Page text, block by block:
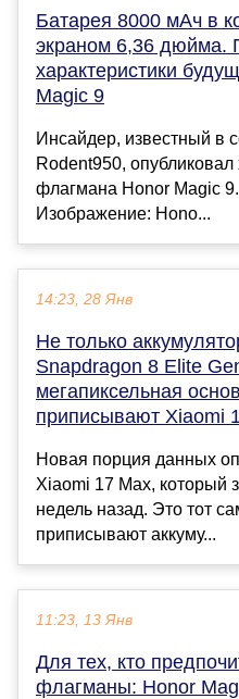
Батарея 8000 мАч в
экраном 6,36 дюйма.
характеристики
Magic 9
Инсайдер, известный в
Rodent950, опубликовал
флагмана Honor Magic
Изображение: Hono...
14:23, 28 Янв
Не только
Snapdragon 8 Elite
мегапиксельная
приписывают Xiaomi
Новая порция данных
Xiaomi 17 Max, который
недель назад. Это тот
приписывают аккуму...
11:23, 13 Янв
Для тех, кто
флагманы: Honor